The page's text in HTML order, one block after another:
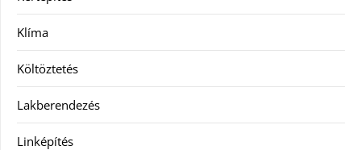
Klíma
Költöztetés
Lakberendezés
Linképítés